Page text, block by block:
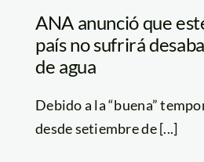
ANA anunció que
país no sufrirá
de agua
Debido a la “buena”
desde setiembre de [...]